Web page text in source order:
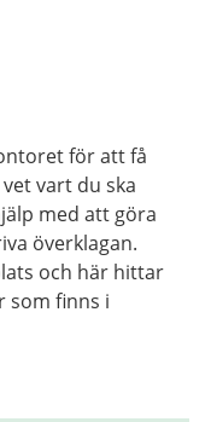
för att få
vart du ska
med att göra
överklagan.
och här hittar
som finns i